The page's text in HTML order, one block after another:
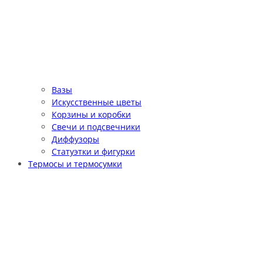
Вазы
Искусственные цветы
Корзины и коробки
Свечи и подсвечники
Диффузоры
Статуэтки и фигурки
Термосы и термосумки